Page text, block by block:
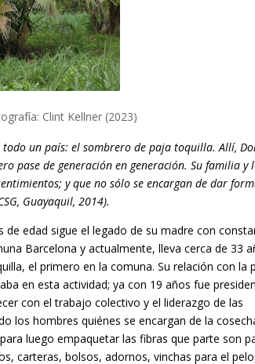
Clint Kellner (2023)
todo un país: el sombrero de paja toquilla. Allí,
pase de generación en generación. Su familia y
y que no sólo se encargan de dar
, Guayaquil, 2014).
edad sigue el legado de su madre con
Barcelona y actualmente, lleva cerca de 33
el primero en la comuna. Su relación con la
en esta actividad; ya con 19 años fue
con el trabajo colectivo y el liderazgo de las
los hombres quiénes se encargan de la
luego empaquetar las fibras que parte son
carteras, bolsos, adornos, vinchas para el